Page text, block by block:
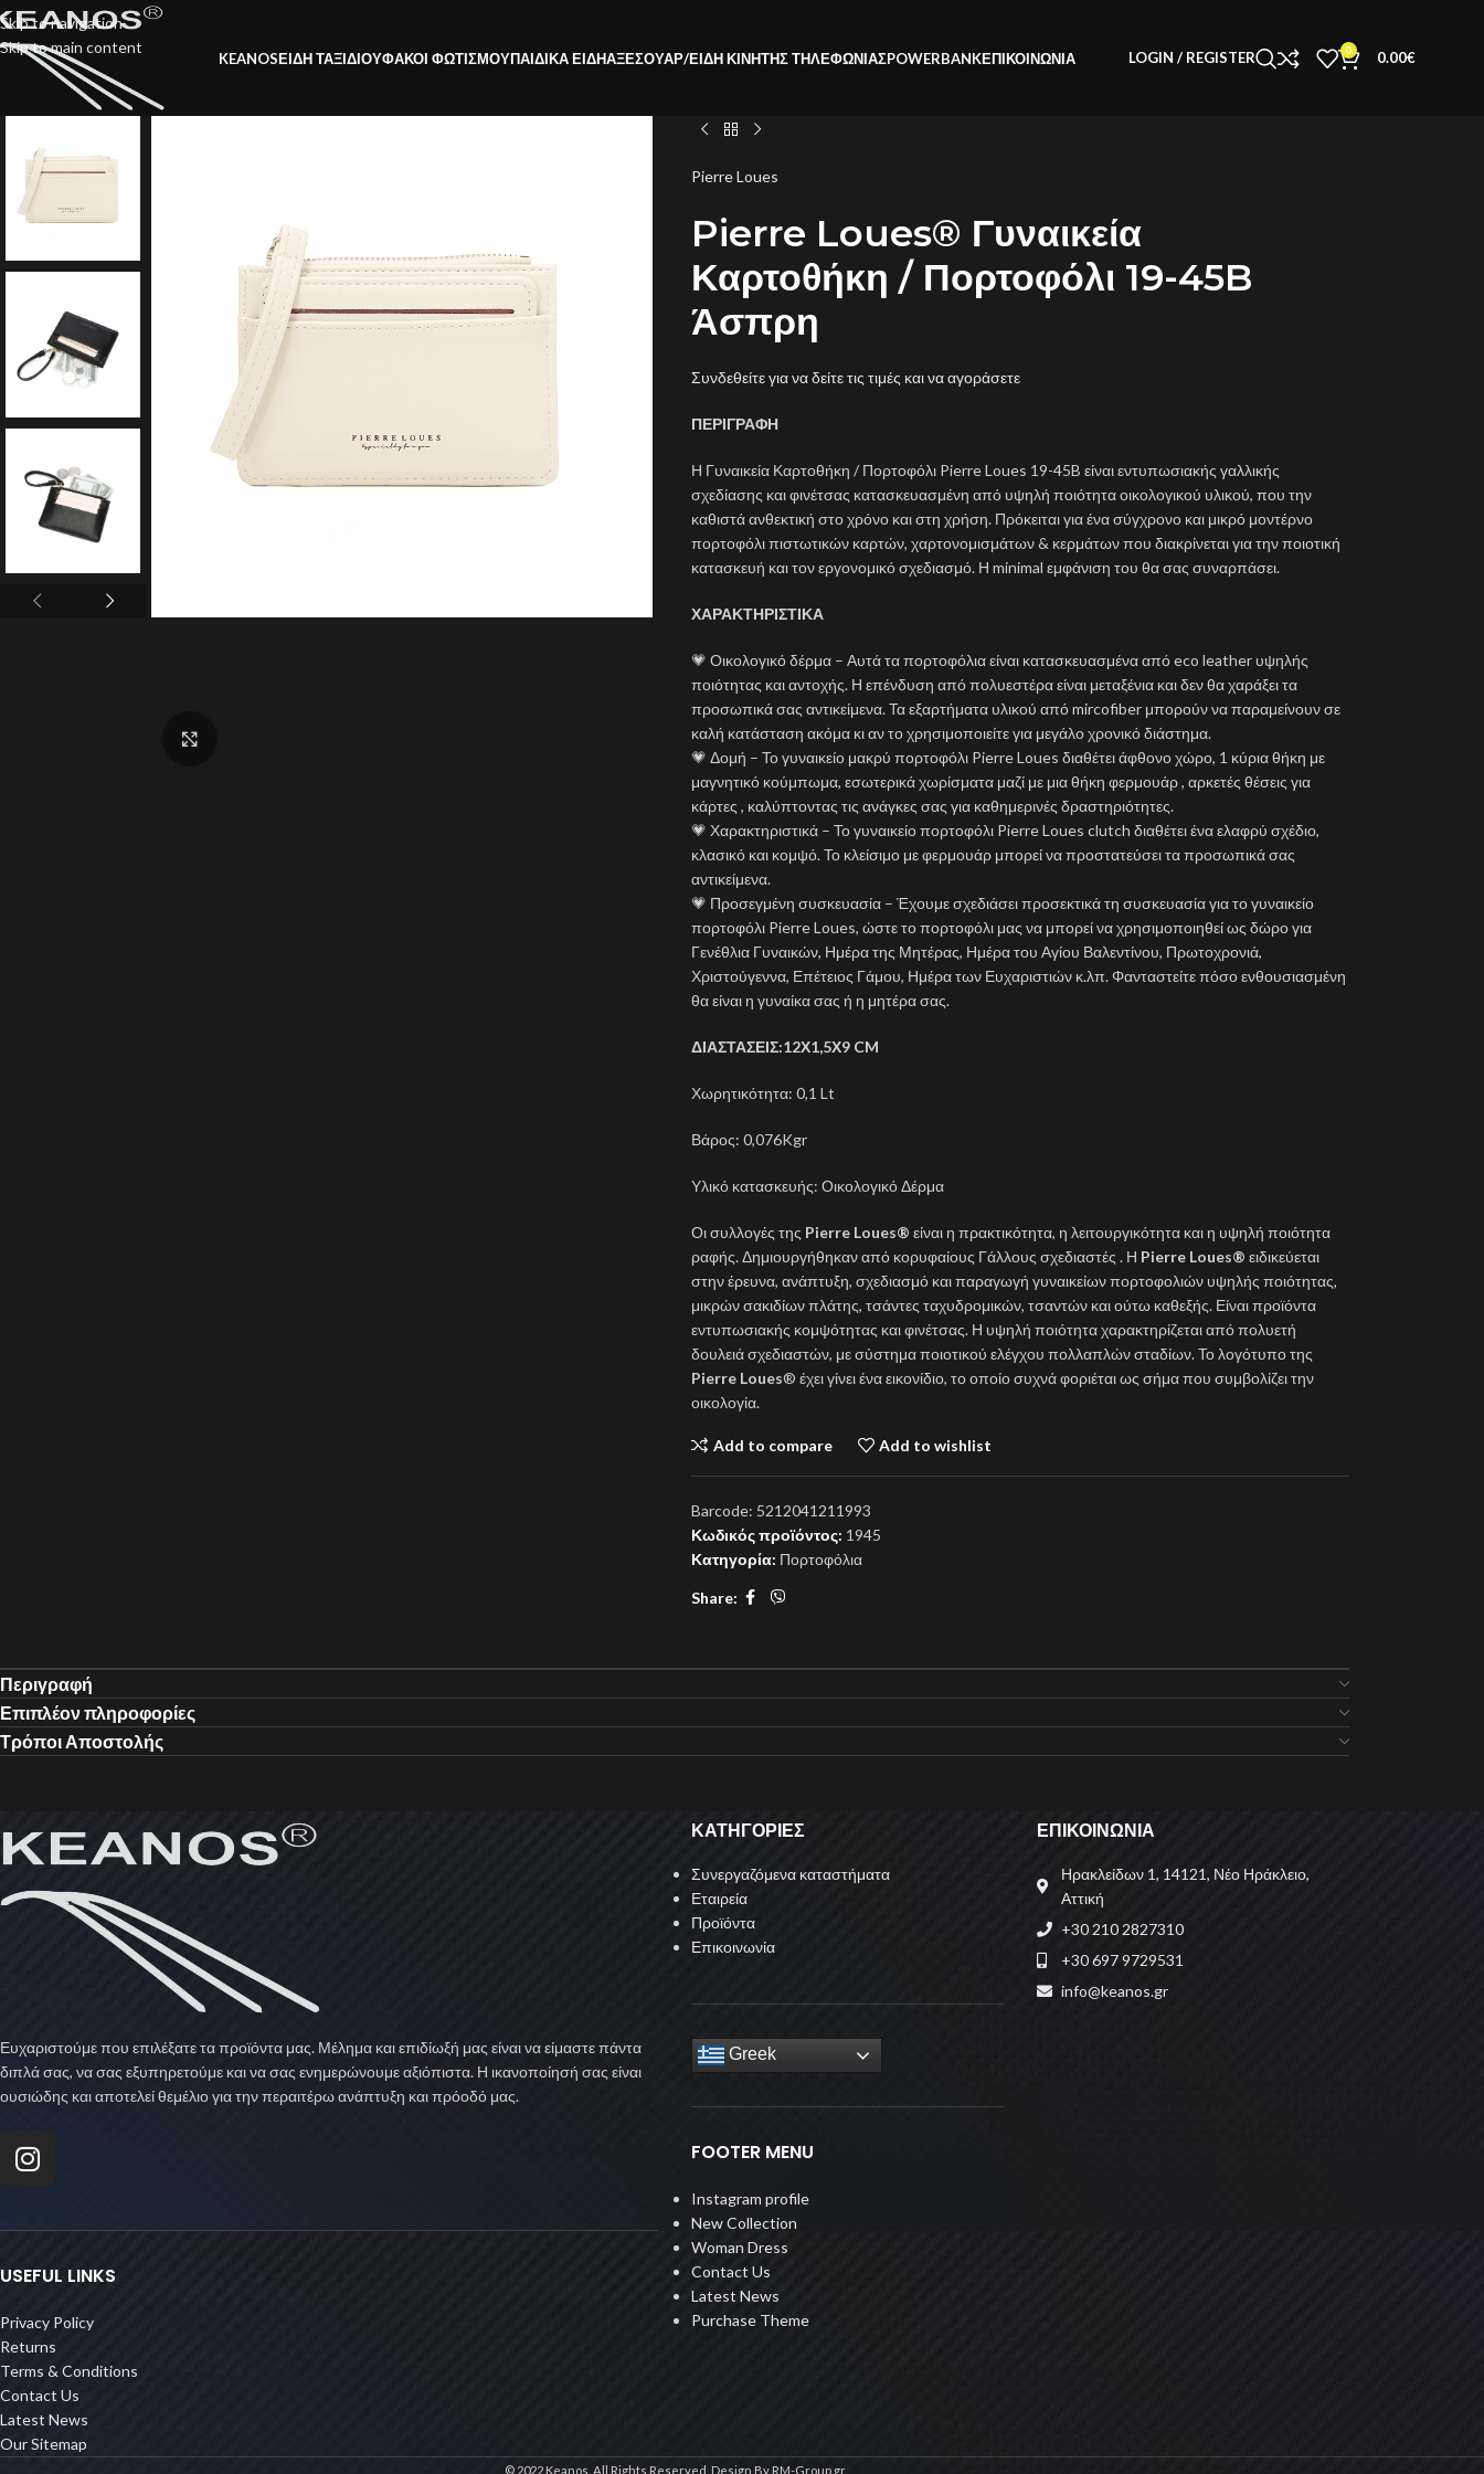
Skip to navigation
Skip to main content
KEANOSΕΙΔΗ ΤΑΞΙΔΙΟΥΦΑΚΟΙ ΦΩΤΙΣΜΟΥΠΑΙΔΙΚΑ ΕΙΔΗΑΞΕΣΟΥΑΡ/ΕΙΔΗ ΚΙΝΗΤΗΣ ΤΗΛΕΦΩΝΙΑΣPOWERBANKΕΠΙΚΟΙΝΩΝΊΑ LOGIN / REGISTER 0 0.00€
Pierre Loues
Pierre Loues® Γυναικεία
Καρτοθήκη / Πορτοφόλι 19-45B
Άσπρη
Συνδεθείτε για να δείτε τις τιμές και να αγοράσετε
ΠΕΡΙΓΡΑΦΗ
Η Γυναικεία Καρτοθήκη / Πορτοφόλι Pierre Loues 19-45B είναι εντυπωσιακής γαλλικής
σχεδίασης και φινέτσας κατασκευασμένη από υψηλή ποιότητα οικολογικού υλικού, που την
καθιστά ανθεκτική στο χρόνο και στη χρήση. Πρόκειται για ένα σύγχρονο και μικρό μοντέρνο
πορτοφόλι πιστωτικών καρτών, χαρτονομισμάτων & κερμάτων που διακρίνεται για την ποιοτική
κατασκευή και τον εργονομικό σχεδιασμό. Η minimal εμφάνιση του θα σας συναρπάσει.
ΧΑΡΑΚΤΗΡΙΣΤΙΚΑ
💗 Οικολογικό δέρμα – Αυτά τα πορτοφόλια είναι κατασκευασμένα από eco leather υψηλής
ποιότητας και αντοχής. Η επένδυση από πολυεστέρα είναι μεταξένια και δεν θα χαράξει τα
προσωπικά σας αντικείμενα. Τα εξαρτήματα υλικού από mircofiber μπορούν να παραμείνουν σε
καλή κατάσταση ακόμα κι αν το χρησιμοποιείτε για μεγάλο χρονικό διάστημα.
💗 Δομή – Το γυναικείο μακρύ πορτοφόλι Pierre Loues διαθέτει άφθονο χώρο, 1 κύρια θήκη με
μαγνητικό κούμπωμα, εσωτερικά χωρίσματα μαζί με μια θήκη φερμουάρ , αρκετές θέσεις για
κάρτες , καλύπτοντας τις ανάγκες σας για καθημερινές δραστηριότητες.
💗 Χαρακτηριστικά – Το γυναικείο πορτοφόλι Pierre Loues clutch διαθέτει ένα ελαφρύ σχέδιο,
κλασικό και κομψό. Το κλείσιμο με φερμουάρ μπορεί να προστατεύσει τα προσωπικά σας
αντικείμενα.
💗 Προσεγμένη συσκευασία – Έχουμε σχεδιάσει προσεκτικά τη συσκευασία για το γυναικείο
πορτοφόλι Pierre Loues, ώστε το πορτοφόλι μας να μπορεί να χρησιμοποιηθεί ως δώρο για
Γενέθλια Γυναικών, Ημέρα της Μητέρας, Ημέρα του Αγίου Βαλεντίνου, Πρωτοχρονιά,
Χριστούγεννα, Επέτειος Γάμου, Ημέρα των Ευχαριστιών κ.λπ. Φανταστείτε πόσο ενθουσιασμένη
θα είναι η γυναίκα σας ή η μητέρα σας.
ΔΙΑΣΤΑΣΕΙΣ:12Χ1,5Χ9 CM
Χωρητικότητα: 0,1 Lt
Βάρος: 0,076Kgr
Υλικό κατασκευής: Οικολογικό Δέρμα
Οι συλλογές της Pierre Loues® είναι η πρακτικότητα, η λειτουργικότητα και η υψηλή ποιότητα
ραφής. Δημιουργήθηκαν από κορυφαίους Γάλλους σχεδιαστές . Η Pierre Loues® ειδικεύεται
στην έρευνα, ανάπτυξη, σχεδιασμό και παραγωγή γυναικείων πορτοφολιών υψηλής ποιότητας,
μικρών σακιδίων πλάτης, τσάντες ταχυδρομικών, τσαντών και ούτω καθεξής. Είναι προϊόντα
εντυπωσιακής κομψότητας και φινέτσας. Η υψηλή ποιότητα χαρακτηρίζεται από πολυετή
δουλειά σχεδιαστών, με σύστημα ποιοτικού ελέγχου πολλαπλών σταδίων. Το λογότυπο της
Pierre Loues® έχει γίνει ένα εικονίδιο, το οποίο συχνά φοριέται ως σήμα που συμβολίζει την
οικολογία.
Add to compare Add to wishlist
Barcode: 5212041211993
Κωδικός προϊόντος: 1945
Κατηγορία: Πορτοφόλια
Share:
Περιγραφή
Επιπλέον πληροφορίες
Τρόποι Αποστολής
Ευχαριστούμε που επιλέξατε τα προϊόντα μας. Μέλημα και επιδίωξή μας είναι να είμαστε πάντα
διπλά σας, να σας εξυπηρετούμε και να σας ενημερώνουμε αξιόπιστα. Η ικανοποίησή σας είναι
ουσιώδης και αποτελεί θεμέλιο για την περαιτέρω ανάπτυξη και πρόοδό μας.
USEFUL LINKS
Privacy Policy
Returns
Terms & Conditions
Contact Us
Latest News
Our Sitemap
ΚΑΤΗΓΟΡΙΕΣ
Συνεργαζόμενα καταστήματα
Εταιρεία
Προϊόντα
Επικοινωνία
Greek
FOOTER MENU
Instagram profile
New Collection
Woman Dress
Contact Us
Latest News
Purchase Theme
ΕΠΙΚΟΙΝΩΝΙΑ
Ηρακλείδων 1, 14121, Νέο Ηράκλειο,
Αττική
+30 210 2827310
+30 697 9729531
info@keanos.gr
© 2022 Keanos. All Rights Reserved. Design By RM-Group.gr